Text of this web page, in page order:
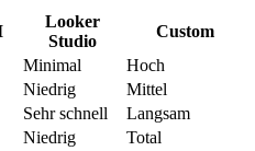
Looker
Studio
Custom
Minimal
Hoch
Niedrig
Mittel
Sehr schnell
Langsam
Niedrig
Total